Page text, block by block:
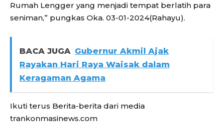
Rumah Lengger yang menjadi tempat berlatih para
seniman,” pungkas Oka. 03-01-2024(Rahayu).
BACA JUGA Gubernur Akmil Ajak
Rayakan Hari Raya Waisak dalam
Keragaman Agama
Ikuti terus Berita-berita dari media
trankonmasinews.com